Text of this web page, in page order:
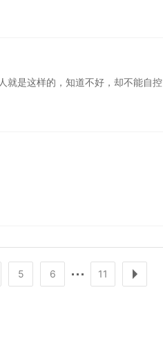
就是这样的，知道不好，却不能自控
5 6 11